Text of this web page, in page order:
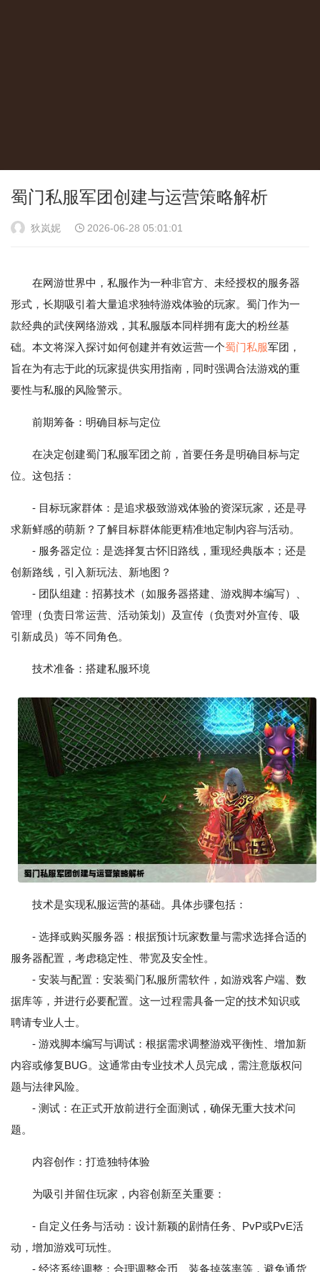
蜀门私服军团创建与运营策略解析
狄岚妮 2026-06-28 05:01:01
在网游世界中，私服作为一种非官方、未经授权的服务器
形式，长期吸引着大量追求独特游戏体验的玩家。蜀门作为一
款经典的武侠网络游戏，其私服版本同样拥有庞大的粉丝基
础。本文将深入探讨如何创建并有效运营一个蜀门私服军团，
旨在为有志于此的玩家提供实用指南，同时强调合法游戏的重
要性与私服的风险警示。
前期筹备：明确目标与定位
在决定创建蜀门私服军团之前，首要任务是明确目标与定
位。这包括：
- 目标玩家群体：是追求极致游戏体验的资深玩家，还是寻
求新鲜感的萌新？了解目标群体能更精准地定制内容与活动。
- 服务器定位：是选择复古怀旧路线，重现经典版本；还是
创新路线，引入新玩法、新地图？
- 团队组建：招募技术（如服务器搭建、游戏脚本编写）、
管理（负责日常运营、活动策划）及宣传（负责对外宣传、吸
引新成员）等不同角色。
技术准备：搭建私服环境
技术是实现私服运营的基础。具体步骤包括：
- 选择或购买服务器：根据预计玩家数量与需求选择合适的
服务器配置，考虑稳定性、带宽及安全性。
- 安装与配置：安装蜀门私服所需软件，如游戏客户端、数
据库等，并进行必要配置。这一过程需具备一定的技术知识或
聘请专业人士。
- 游戏脚本编写与调试：根据需求调整游戏平衡性、增加新
内容或修复BUG。这通常由专业技术人员完成，需注意版权问
题与法律风险。
- 测试：在正式开放前进行全面测试，确保无重大技术问
题。
内容创作：打造独特体验
为吸引并留住玩家，内容创新至关重要：
- 自定义任务与活动：设计新颖的剧情任务、PvP或PvE活
动，增加游戏可玩性。
- 经济系统调整：合理调整金币、装备掉落率等，避免通货